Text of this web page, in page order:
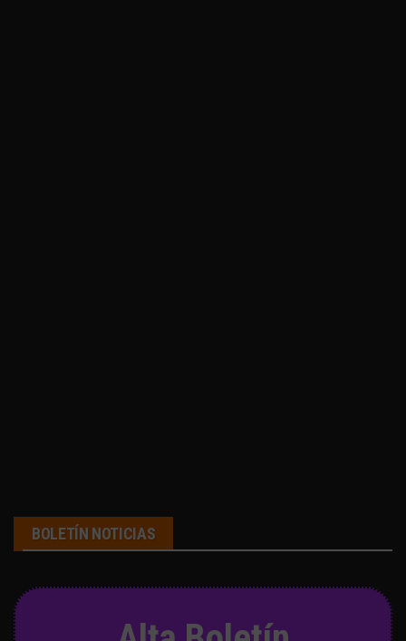
BOLETÍN NOTICIAS